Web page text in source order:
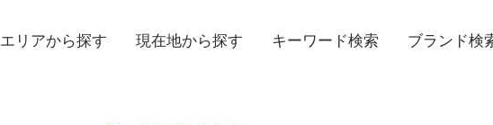
エリアから探す 現在地から探す キーワード検索 ブランド検